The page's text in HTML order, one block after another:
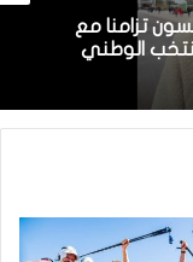
تزامنا مع
الوطني